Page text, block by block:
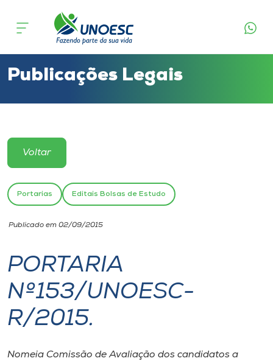
Cursos
Atendimento ao Estudante
Portal de Ensino
Unoesc
Internacionalização
I.nova
Publicações Legais
Voltar
Portarias Editais Bolsas de Estudo
Publicado em 02/09/2015
PORTARIA
Nº153/UNOESC-
R/2015.
Nomeia Comissão de Avaliação dos candidatos a